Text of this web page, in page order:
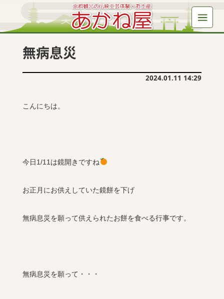
無病息災
2024.01.11 14:29
こんにちは。
今日1/11は鏡開きですね
お正月にお供えしていた鏡餅を下げ
無病息災を願って供えられたお餅を食べる行事です。
無病息災を願って・・・